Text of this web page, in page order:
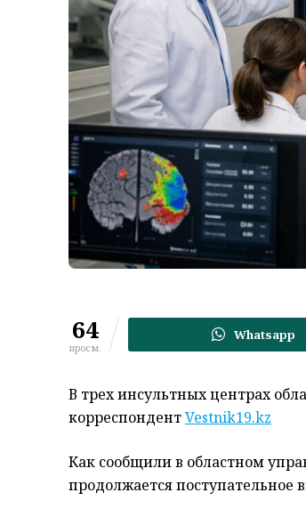
64
просм.
Whatsapp
В трех инсультных центрах
корреспондентVestnik19.kz
Как сообщили в областном
продолжается поступательное